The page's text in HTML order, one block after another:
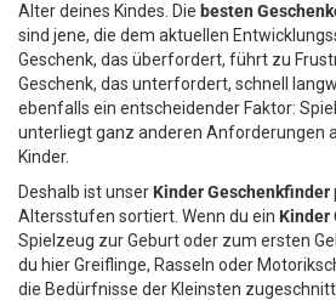
Alter deines Kindes. Die besten
sind jene, die dem aktuellen
Geschenk, das überfordert, führt zu
Geschenk, das unterfordert, schnell
ebenfalls ein entscheidender Faktor:
unterliegt ganz anderen Anforderungen
Kinder.
Deshalb ist unser Kinder Geschenkfinder
Altersstufen sortiert. Wenn du ein Kinder
Spielzeug zur Geburt oder zum ersten
du hier Greiflinge, Rasseln oder
die Bedürfnisse der Kleinsten